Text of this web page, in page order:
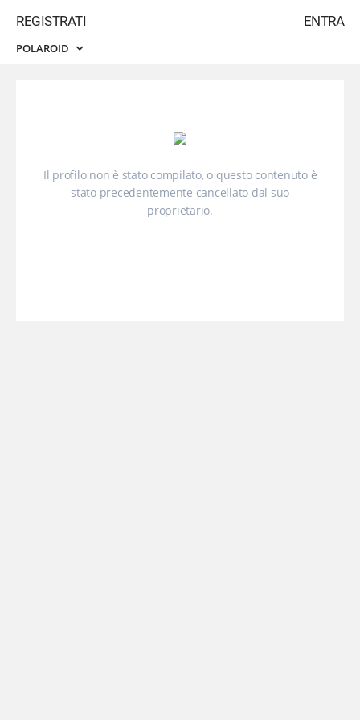
ENTRA
REGISTRATI
POLAROID
Il profilo non è stato compilato, o questo contenuto è
stato precedentemente cancellato dal suo
proprietario.